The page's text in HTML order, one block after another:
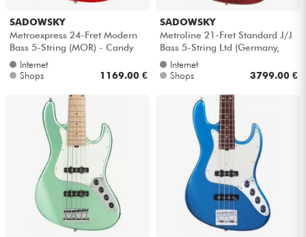
SADOWSKY
Metroexpress 24-Fret Modern
Bass 5-String (MOR) - Candy
apple red metallic
Internet
Shops
1169.00 €
SADOWSKY
Metroline 21-Fret Standard J/J
Bass 5-String Ltd (Germany,
MN) - Majestic red transpare...
Internet
Shops
3799.00 €